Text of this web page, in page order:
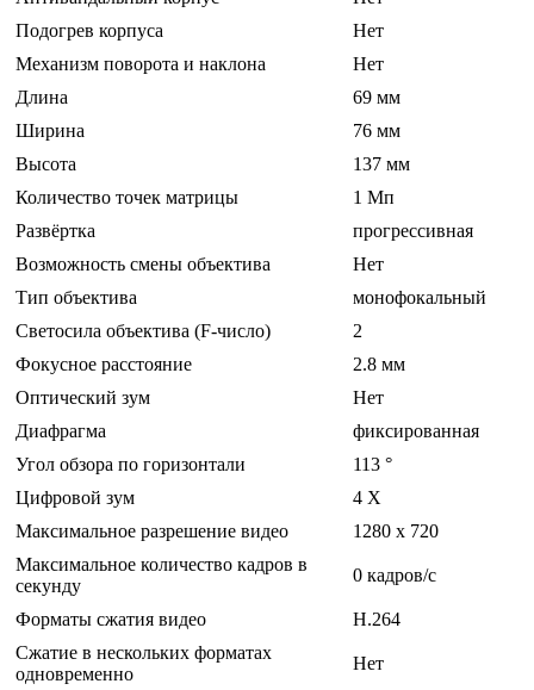
Подогрев корпуса
Нет
Механизм поворота и наклона
Нет
Длина
69 мм
Ширина
76 мм
Высота
137 мм
Количество точек матрицы
1 Мп
Развёртка
прогрессивная
Возможность смены объектива
Нет
Тип объектива
монофокальный
Светосила объектива (F-число)
2
Фокусное расстояние
2.8 мм
Оптический зум
Нет
Диафрагма
фиксированная
Угол обзора по горизонтали
113 °
Цифровой зум
4 Х
Максимальное разрешение видео
1280 x 720
Максимальное количество кадров в
секунду
0 кадров/с
Форматы сжатия видео
H.264
Сжатие в нескольких форматах
одновременно
Нет